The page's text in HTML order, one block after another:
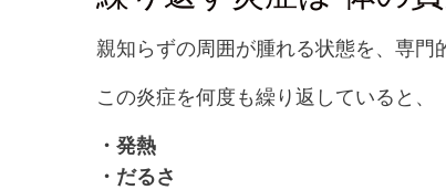
親知らずの周囲が腫れる状態を、専門
この炎症を何度も繰り返していると、
・発熱
・だるさ